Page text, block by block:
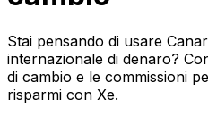
Stai pensando di usare
internazionale di denaro?
di cambio e le commissioni
risparmi con Xe.